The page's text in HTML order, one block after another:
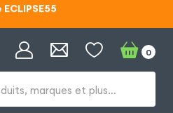
OFFERTES
ECLIPSE55
marques et plus…
0